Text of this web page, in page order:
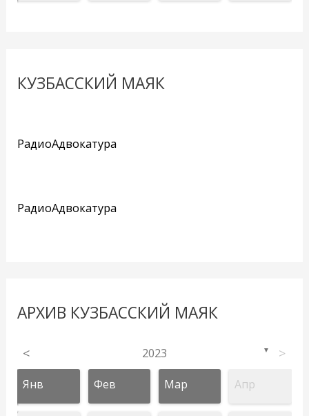
КУЗБАССКИЙ МАЯК
РадиоАдвокатура
РадиоАдвокатура
АРХИВ КУЗБАССКИЙ МАЯК
< 2023 ▼ >
Янв Фев Мар Апр